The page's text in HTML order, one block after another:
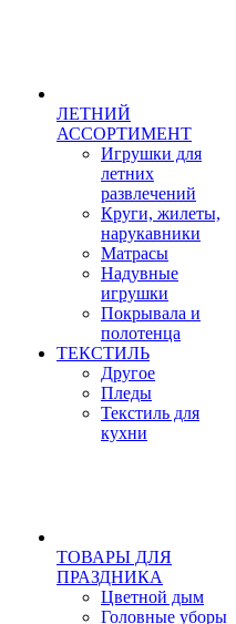
ЛЕТНИЙ
АССОРТИМЕНТ
Игрушки для
летних
развлечений
Круги, жилеты,
нарукавники
Матрасы
Надувные
игрушки
Покрывала и
полотенца
ТЕКСТИЛЬ
Другое
Пледы
Текстиль для
кухни
ТОВАРЫ ДЛЯ
ПРАЗДНИКА
Цветной дым
Головные уборы